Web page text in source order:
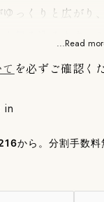
っくりと広がり
く包み込みます。
素材を使用し、
得た香りは、ま
...Read
を必ずご確認く
in
から。分割手数